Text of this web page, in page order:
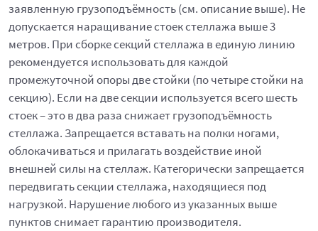
заявленную грузоподъёмность (см. описание выше). Не
допускается наращивание стоек стеллажа выше 3
метров. При сборке секций стеллажа в единую линию
рекомендуется использовать для каждой
промежуточной опоры две стойки (по четыре стойки на
секцию). Если на две секции используется всего шесть
стоек – это в два раза снижает грузоподъёмность
стеллажа. Запрещается вставать на полки ногами,
облокачиваться и прилагать воздействие иной
внешней силы на стеллаж. Категорически запрещается
передвигать секции стеллажа, находящиеся под
нагрузкой. Нарушение любого из указанных выше
пунктов снимает гарантию производителя.